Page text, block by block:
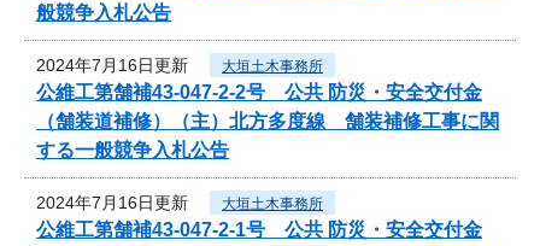
般競争入札公告
2024年7月16日更新 大垣土木事務所
公維工第舗補43-047-2-2号 公共 防災・安全交付金
（舗装道補修）（主）北方多度線 舗装補修工事に関
する一般競争入札公告
2024年7月16日更新 大垣土木事務所
公維工第舗補43-047-2-1号 公共 防災・安全交付金